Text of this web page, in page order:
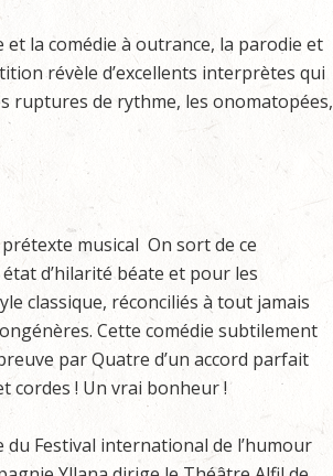
et la comédie à outrance, la parodie et
révèle d’excellents interprètes qui
ruptures de rythme, les onomatopées,
musical On sort de ce
d’hilarité béate et pour les
classique, réconciliés à tout jamais
Cette comédie subtilement
par Quatre d’un accord parfait
cordes ! Un vrai bonheur !
du Festival international de l’humour